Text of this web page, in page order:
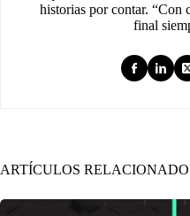
historias por contar. “Con
final
ARTÍCULOS